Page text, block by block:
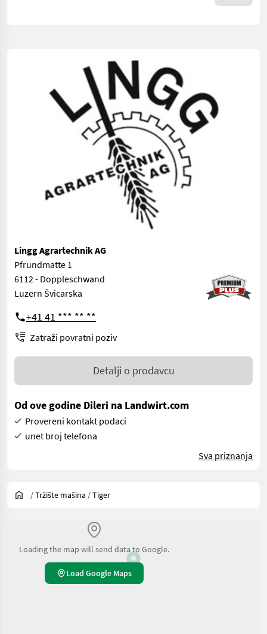
Lingg Agrartechnik AG
Pfrundmatte 1
6112 - Doppleschwand
Luzern Švicarska
+41 41 *** ** **
Zatraži povratni poziv
Detalji o prodavcu
Od ove godine Dileri na Landwirt.com
Provereni kontakt podaci
unet broj telefona
Sva priznanja
/Tržište mašina /Tiger
Loading the map will send data to Google.
Load Google Maps